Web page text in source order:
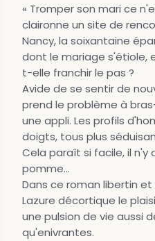
« Tromper son mari ce
claironne un site de
Nancy, la soixantaine
dont le mariage s'étiole,
t-elle franchir le pas ?
Avide de se sentir de
prend le problème à
une appli. Les profils
doigts, tous plus
Cela paraît si facile, il n'y
pomme...
Dans ce roman libertin
Lazure décortique le
une pulsion de vie aussi
qu'enivrantes.